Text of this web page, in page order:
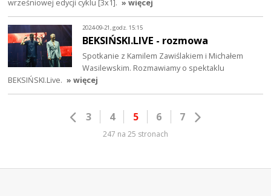
wrześniowej edycji cyklu [3x1]. » więcej
2024-09-21, godz. 15:15
BEKSIŃSKI.LIVE - rozmowa
Spotkanie z Kamilem Zawiślakiem i Michałem
Wasilewskim. Rozmawiamy o spektaklu
BEKSIŃSKI.Live. » więcej
3 4 5 6 7
247 na 25 stronach